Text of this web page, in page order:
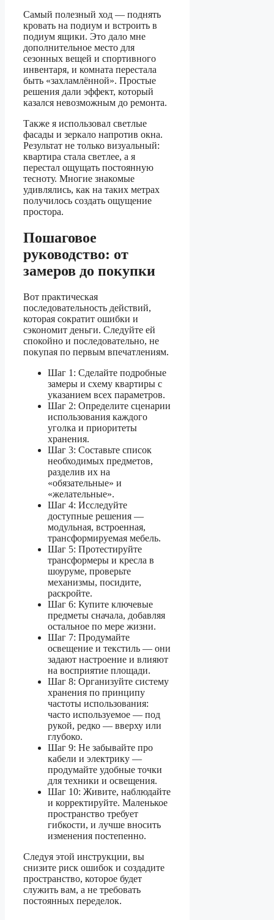
Самый полезный ход — поднять
кровать на подиум и встроить в
подиум ящики. Это дало мне
дополнительное место для
сезонных вещей и спортивного
инвентаря, и комната перестала
быть «захламлённой». Простые
решения дали эффект, который
казался невозможным до ремонта.
Также я использовал светлые
фасады и зеркало напротив окна.
Результат не только визуальный:
квартира стала светлее, а я
перестал ощущать постоянную
тесноту. Многие знакомые
удивлялись, как на таких метрах
получилось создать ощущение
простора.
Пошаговое
руководство: от
замеров до покупки
Вот практическая
последовательность действий,
которая сократит ошибки и
сэкономит деньги. Следуйте ей
спокойно и последовательно, не
покупая по первым впечатлениям.
Шаг 1: Сделайте подробные
замеры и схему квартиры с
указанием всех параметров.
Шаг 2: Определите сценарии
использования каждого
уголка и приоритеты
хранения.
Шаг 3: Составьте список
необходимых предметов,
разделив их на
«обязательные» и
«желательные».
Шаг 4: Исследуйте
доступные решения —
модульная, встроенная,
трансформируемая мебель.
Шаг 5: Протестируйте
трансформеры и кресла в
шоуруме, проверьте
механизмы, посидите,
раскройте.
Шаг 6: Купите ключевые
предметы сначала, добавляя
остальное по мере жизни.
Шаг 7: Продумайте
освещение и текстиль — они
задают настроение и влияют
на восприятие площади.
Шаг 8: Организуйте систему
хранения по принципу
частоты использования:
часто используемое — под
рукой, редко — вверху или
глубоко.
Шаг 9: Не забывайте про
кабели и электрику —
продумайте удобные точки
для техники и освещения.
Шаг 10: Живите, наблюдайте
и корректируйте. Маленькое
пространство требует
гибкости, и лучше вносить
изменения постепенно.
Следуя этой инструкции, вы
снизите риск ошибок и создадите
пространство, которое будет
служить вам, а не требовать
постоянных переделок.